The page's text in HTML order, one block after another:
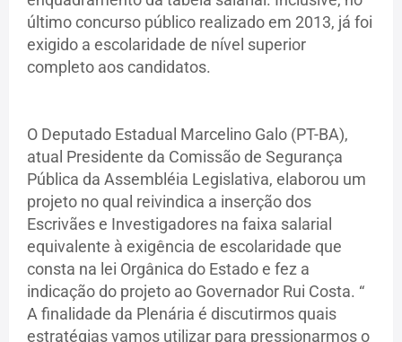
último concurso público realizado em 2013, já foi
exigido a escolaridade de nível superior
completo aos candidatos.
O Deputado Estadual Marcelino Galo (PT-BA),
atual Presidente da Comissão de Segurança
Pública da Assembléia Legislativa, elaborou um
projeto no qual reivindica a inserção dos
Escrivães e Investigadores na faixa salarial
equivalente à exigência de escolaridade que
consta na lei Orgânica do Estado e fez a
indicação do projeto ao Governador Rui Costa. “
A finalidade da Plenária é discutirmos quais
estratégias vamos utilizar para pressionarmos o